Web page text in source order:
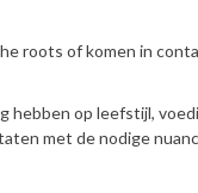
roots of komen in
hebben op leefstijl,
met de nodige